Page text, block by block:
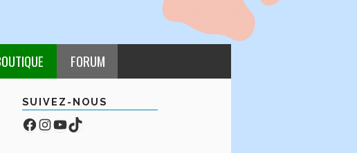
FORUM
SUIVEZ-NOUS
Facebook
Compte Instagram
YouTube
TikTok